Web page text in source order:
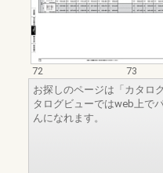
72
73
お探しのページは「カタロ
タログビューではweb上で
んになれます。